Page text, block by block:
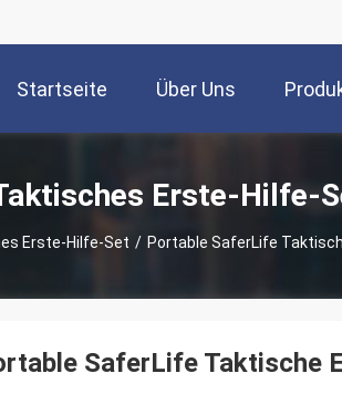
Startseite Über Uns
Erste-Hilfe-
Erste-Hilfe-Set / Portable SaferLife
SaferLife Taktische